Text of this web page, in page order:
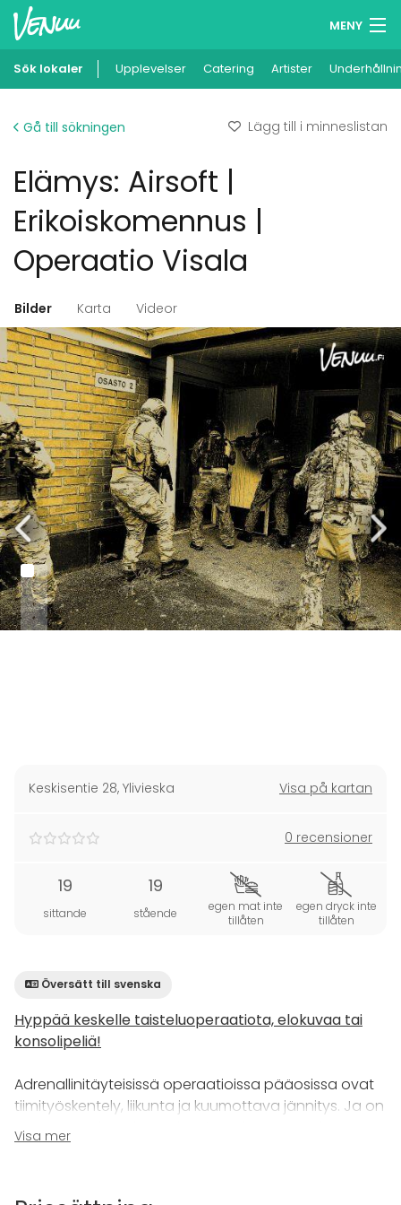
MENY
Minneslista
Lägg till din lokal
Sök lokaler Upplevelser Catering Artister
Gå till sökningen Lägg till i minneslistan
Elämys: Airsoft |
Erikoiskomennus |
Operaatio Visala
Bilder Karta Videor
Keskisentie 28, Ylivieska Visa på kartan
0 recensioner
19
sittande
19
stående
egen mat inte
tillåten
egen dryck inte
tillåten
Översätt till svenska
Hyppää keskelle taisteluoperaatiota, elokuvaa tai
konsolipeliä!
Adrenallinitäyteisissä operaatioissa pääosissa ovat
tiimityöskentely, liikunta ja kuumottava jännitys. Ja on
tämä myös hauskaa tekemistä yhdessä. Halutessa
kaikki toiminta tapahtuu vain siisteissä sisätiloissa.
Visa mer